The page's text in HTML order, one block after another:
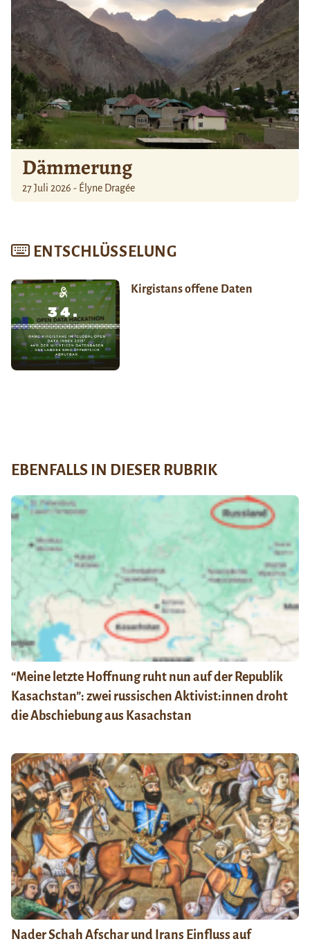
Dämmerung
27 Juli 2026 - Élyne Dragée
ENTSCHLÜSSELUNG
Kirgistans offene Daten
EBENFALLS IN DIESER RUBRIK
“Meine letzte Hoffnung ruht nun auf der Republik
Kasachstan”: zwei russischen Aktivist:innen droht
die Abschiebung aus Kasachstan
Nader Schah Afschar und Irans Einfluss auf